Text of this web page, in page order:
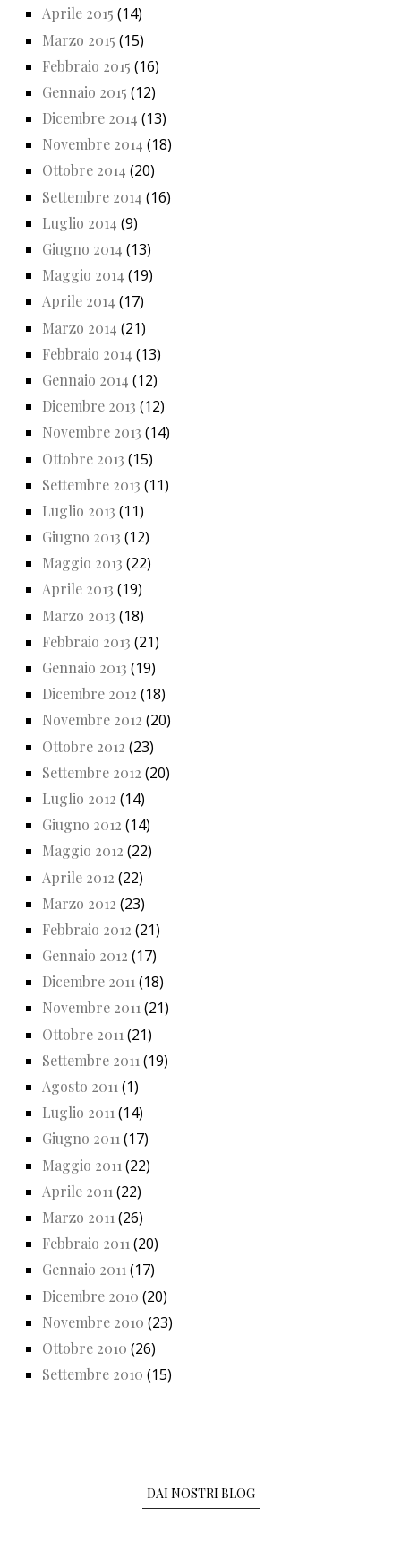
Aprile 2015 (14)
Marzo 2015 (15)
Febbraio 2015 (16)
Gennaio 2015 (12)
Dicembre 2014 (13)
Novembre 2014 (18)
Ottobre 2014 (20)
Settembre 2014 (16)
Luglio 2014 (9)
Giugno 2014 (13)
Maggio 2014 (19)
Aprile 2014 (17)
Marzo 2014 (21)
Febbraio 2014 (13)
Gennaio 2014 (12)
Dicembre 2013 (12)
Novembre 2013 (14)
Ottobre 2013 (15)
Settembre 2013 (11)
Luglio 2013 (11)
Giugno 2013 (12)
Maggio 2013 (22)
Aprile 2013 (19)
Marzo 2013 (18)
Febbraio 2013 (21)
Gennaio 2013 (19)
Dicembre 2012 (18)
Novembre 2012 (20)
Ottobre 2012 (23)
Settembre 2012 (20)
Luglio 2012 (14)
Giugno 2012 (14)
Maggio 2012 (22)
Aprile 2012 (22)
Marzo 2012 (23)
Febbraio 2012 (21)
Gennaio 2012 (17)
Dicembre 2011(18)
Novembre 2011(21)
Ottobre 2011 (21)
Settembre 2011 (19)
Agosto 2011 (1)
Luglio 2011(14)
Giugno 2011(17)
Maggio 2011 (22)
Aprile 2011 (22)
Marzo 2011 (26)
Febbraio 2011 (20)
Gennaio 2011(17)
Dicembre 2010 (20)
Novembre 2010 (23)
Ottobre 2010 (26)
Settembre 2010 (15)
DAI NOSTRI BLOG